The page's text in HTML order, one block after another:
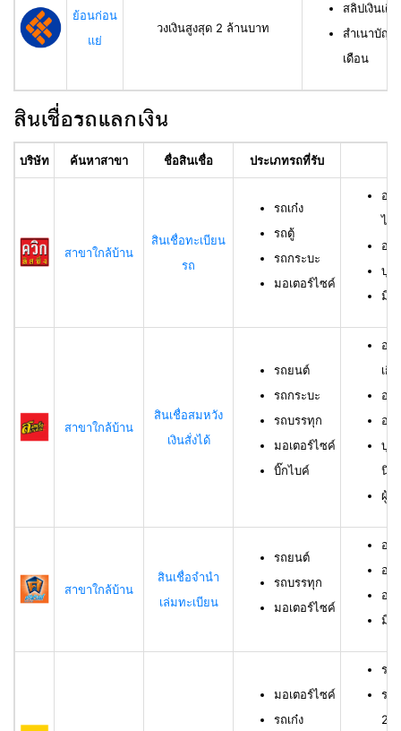
ย้อนก่อน
แย่
วงเงินสูงสุด 2 ล้านบาท
สลิปเงินเดื
สำเนาบัญชี
เดือน
สินเชื่อรถแลกเงิน
บริษัท ค้นหาสาขา ชื่อสินเชื่อ ประเภทรถที่รับ
สาขาใกล้บ้าน
สินเชื่อทะเบียน
รถ
รถเก๋ง
รถตู้
รถกระบะ
มอเตอร์ไซค์
อา
ไม่
อา
บุค
มีชื่
สาขาใกล้บ้าน
สินเชื่อสมหวัง
เงินสั่งได้
รถยนต์
รถกระบะ
รถบรรทุก
มอเตอร์ไซค์
บิ๊กไบค์
อา
เกิ
อา
อา
บุค
นิติ
ผู้กู้
สาขาใกล้บ้าน
สินเชื่อจำนำ
เล่มทะเบียน
รถยนต์
รถบรรทุก
มอเตอร์ไซค์
อา
อา
อา
มีชื่
มอเตอร์ไซค์
รถเก๋ง
รถ
รถ
23